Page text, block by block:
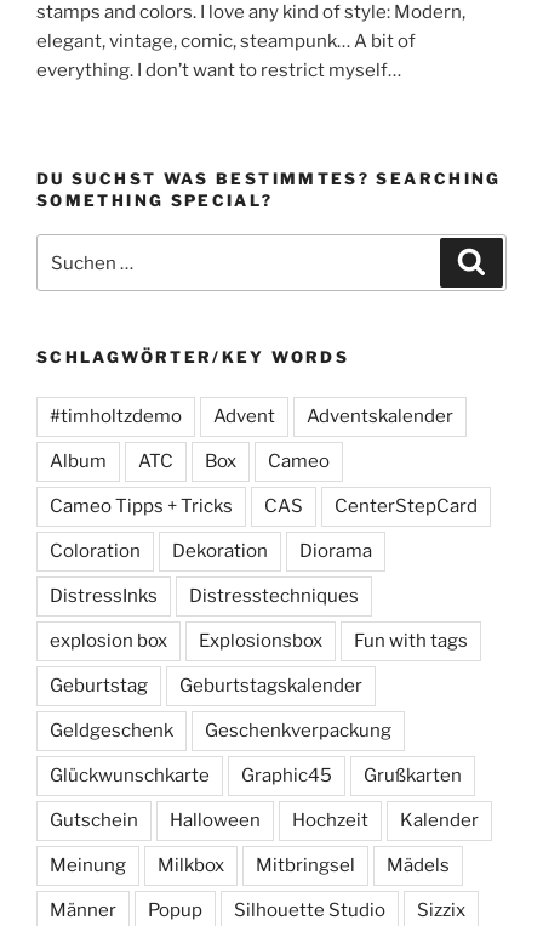
stamps and colors. I love any kind of style: Modern,
elegant, vintage, comic, steampunk… A bit of
everything. I don’t want to restrict myself…
DU SUCHST WAS BESTIMMTES? SEARCHING
SOMETHING SPECIAL?
nach:
SCHLAGWÖRTER/KEY WORDS
#timholtzdemo Advent Adventskalender
Album ATC Box Cameo
Cameo Tipps + Tricks CAS CenterStepCard
Coloration Dekoration Diorama
DistressInks Distresstechniques
explosion box Explosionsbox Fun with tags
Geburtstag Geburtstagskalender
Geldgeschenk Geschenkverpackung
Glückwunschkarte Graphic45 Grußkarten
Gutschein Halloween Hochzeit Kalender
Meinung Milkbox Mitbringsel Mädels
Männer Popup Silhouette Studio Sizzix